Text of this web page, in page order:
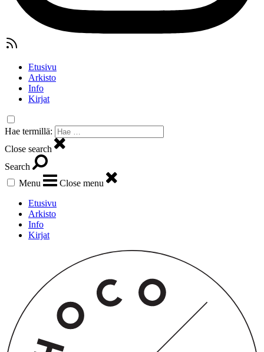
Etusivu
Arkisto
Info
Kirjat
Hae termillä:
Close search
Search
Menu
Close menu
Etusivu
Arkisto
Info
Kirjat